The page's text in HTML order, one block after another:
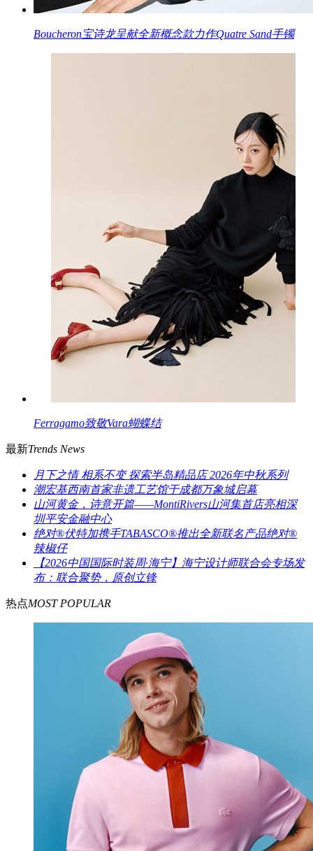
Boucheron宝诗龙呈献全新概念款力作Quatre Sand手镯
Ferragamo致敬Vara蝴蝶结
最新Trends News
月下之情 相系不变 探索半岛精品店 2026年中秋系列
潮宏基西南首家非遗工艺馆于成都万象城启幕
山河黄金，诗意开篇——MontiRivers山河集首店亮相深
圳平安金融中心
绝对®伏特加携手TABASCO®推出全新联名产品绝对®
辣椒仔
【2026中国国际时装周·海宁】海宁设计师联合会专场发
布：联合聚势，原创立锋
热点MOST POPULAR